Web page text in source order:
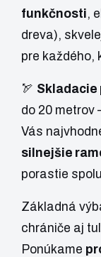
funkčnosti,
dreva),
pre každého,
🏹 Skladacie
do 20 metrov
Vás
silnejšie
porastie
Základná
chrániče aj
Ponúkame